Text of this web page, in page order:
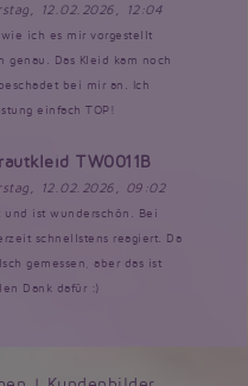
12.02.2026, 12:04
wie ich es mir vorgestellt
genau. Das Kleid kam noch
bei mir an. Ich
einfach TOP!
TW0011B
12.02.2026, 09:02
und ist wunderschön. Bei
schnellstens reagiert. Da
gemessen, aber das ist
Dank dafür :)